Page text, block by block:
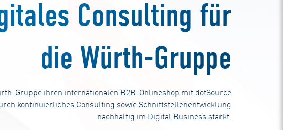
Consulting für
die Würth-Gruppe
Gruppe ihren internationalen B2B-Onlineshop mit dotSource
kontinuierliches Consulting sowie Schnittstellenentwicklung
nachhaltig im Digital Business stärkt.